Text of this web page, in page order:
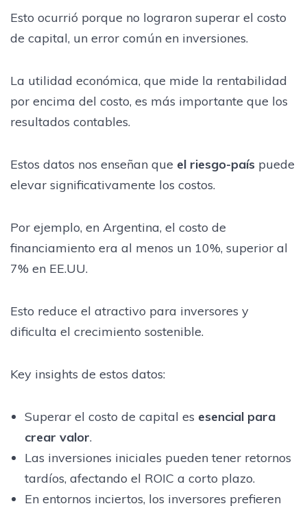
Esto ocurrió porque no lograron superar el costo
de capital, un error común en inversiones.
La utilidad económica, que mide la rentabilidad
por encima del costo, es más importante que los
resultados contables.
Estos datos nos enseñan que el riesgo-país puede
elevar significativamente los costos.
Por ejemplo, en Argentina, el costo de
financiamiento era al menos un 10%, superior al
7% en EE.UU.
Esto reduce el atractivo para inversores y
dificulta el crecimiento sostenible.
Key insights de estos datos:
Superar el costo de capital es esencial para
crear valor.
Las inversiones iniciales pueden tener retornos
tardíos, afectando el ROIC a corto plazo.
En entornos inciertos, los inversores prefieren